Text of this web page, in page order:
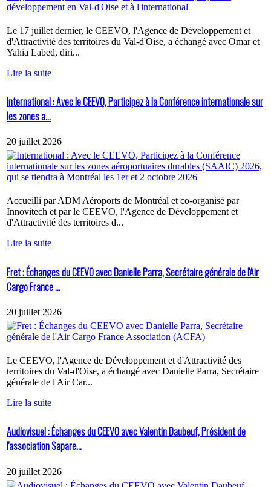
Le 17 juillet dernier, le CEEVO, l'Agence de Développement et
d'Attractivité des territoires du Val-d'Oise, a échangé avec Omar et
Yahia Labed, diri...
Lire la suite
International : Avec le CEEVO, Participez à la Conférence internationale sur
les zones a...
20 juillet 2026
Accueilli par ADM Aéroports de Montréal et co-organisé par
Innovitech et par le CEEVO, l'Agence de Développement et
d'Attractivité des territoires d...
Lire la suite
Fret : Échanges du CEEVO avec Danielle Parra, Secrétaire générale de l'Air
Cargo France ...
20 juillet 2026
Le CEEVO, l'Agence de Développement et d'Attractivité des
territoires du Val-d'Oise, a échangé avec Danielle Parra, Secrétaire
générale de l'Air Car...
Lire la suite
Audiovisuel : Échanges du CEEVO avec Valentin Daubeuf, Président de
l'association Sapare...
20 juillet 2026